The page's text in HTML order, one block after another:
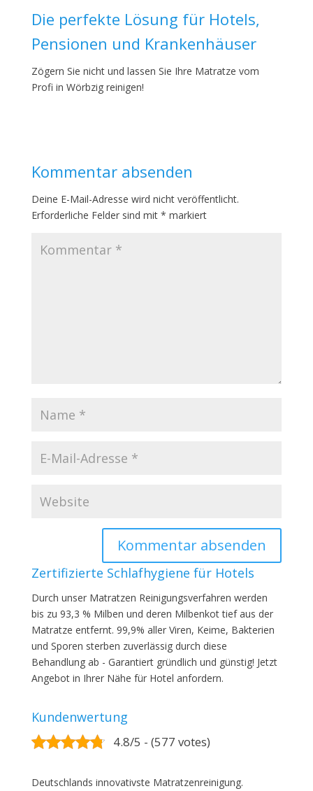
Die perfekte Lösung für Hotels,
Pensionen und Krankenhäuser
Zögern Sie nicht und lassen Sie Ihre Matratze vom
Profi in Wörbzig reinigen!
Kommentar absenden
Deine E-Mail-Adresse wird nicht veröffentlicht.
Erforderliche Felder sind mit * markiert
Zertifizierte Schlafhygiene für Hotels
Durch unser Matratzen Reinigungsverfahren werden
bis zu 93,3 % Milben und deren Milbenkot tief aus der
Matratze entfernt. 99,9% aller Viren, Keime, Bakterien
und Sporen sterben zuverlässig durch diese
Behandlung ab - Garantiert gründlich und günstig! Jetzt
Angebot in Ihrer Nähe für Hotel anfordern.
Kundenwertung
4.8/5 - (577 votes)
Deutschlands innovativste Matratzenreinigung.